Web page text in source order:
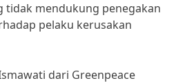
tidak mendukung penegakan
pelaku kerusakan
dari Greenpeace